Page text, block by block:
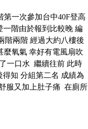
第一次參加台中40F登高
階由於報到比較晚 編
階兩階 經過大約八樓後
氧氣 幸好有電風扇吹
一口水 繼續往前 此時
知 分組第二名 成績為
服又加上肚子痛 在廁所